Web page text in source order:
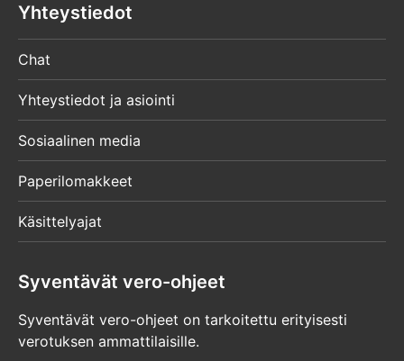
Yhteystiedot
Chat
Yhteystiedot ja asiointi
Sosiaalinen media
Paperilomakkeet
Käsittelyajat
Syventävät vero-ohjeet
Syventävät vero-ohjeet on tarkoitettu erityisesti
verotuksen ammattilaisille.